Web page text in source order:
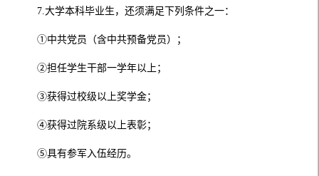
7.大学本科毕业生，还须满足下列条件之一：
①中共党员（含中共预备党员）；
②担任学生干部一学年以上；
③获得过校级以上奖学金；
④获得过院系级以上表彰；
⑤具有参军入伍经历。